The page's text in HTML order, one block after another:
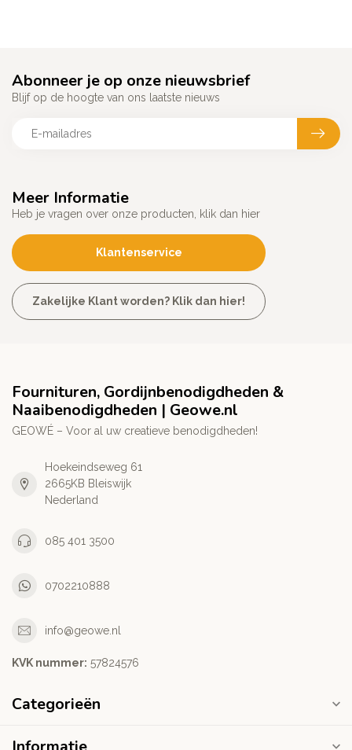
Meer Informatie
Heb je vragen over onze producten, klik dan hier
Klantenservice
Zakelijke Klant worden? Klik dan hier!
Abonneer je op onze nieuwsbrief
Blijf op de hoogte van ons laatste nieuws
Fournituren, Gordijnbenodigdheden &
Naaibenodigdheden | Geowe.nl
GEOWÉ – Voor al uw creatieve benodigdheden!
Hoekeindseweg 61
2665KB Bleiswijk
Nederland
085 401 3500
0702210888
info@geowe.nl
KVK nummer: ‭57824576‬
Categorieën